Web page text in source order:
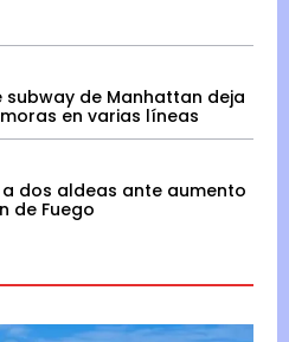
de Manhattan deja
en varias líneas
dos aldeas ante aumento
de Fuego